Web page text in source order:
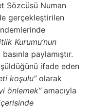
Sözcüsü Numan
gerçekleştirilen
Kurumu’nun
paylamıştır.
ifade eden
koşulu”olarak
önlemek”amacıyla